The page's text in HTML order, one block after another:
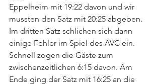
Eppelheim mit 19:22 davon und wir
mussten den Satz mit 20:25 abgeben.
Im dritten Satz schlichen sich dann
einige Fehler im Spiel des AVC ein.
Schnell zogen die Gäste zum
zwischenzeitlichen 6:15 davon. Am
Ende ging der Satz mit 16:25 an die